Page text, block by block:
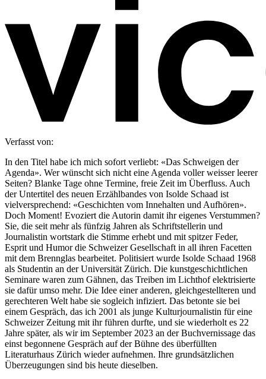
Verfasst von:
In den Titel habe ich mich sofort verliebt: «Das Schweigen der
Agenda». Wer wünscht sich nicht eine Agenda voller weisser leerer
Seiten? Blanke Tage ohne Termine, freie Zeit im Überfluss. Auch
der Untertitel des neuen Erzählbandes von Isolde Schaad ist
vielversprechend: «Geschichten vom Innehalten und Aufhören».
Doch Moment! Evoziert die Autorin damit ihr eigenes Verstummen?
Sie, die seit mehr als fünfzig Jahren als Schriftstellerin und
Journalistin wortstark die Stimme erhebt und mit spitzer Feder,
Esprit und Humor die Schweizer Gesellschaft in all ihren Facetten
mit dem Brennglas bearbeitet. Politisiert wurde Isolde Schaad 1968
als Studentin an der Universität Zürich. Die kunstgeschichtlichen
Seminare waren zum Gähnen, das Treiben im Lichthof elektrisierte
sie dafür umso mehr. Die Idee einer anderen, gleichgestellteren und
gerechteren Welt habe sie sogleich infiziert. Das betonte sie bei
einem Gespräch, das ich 2001 als junge Kulturjournalistin für eine
Schweizer Zeitung mit ihr führen durfte, und sie wiederholt es 22
Jahre später, als wir im September 2023 an der Buchvernissage das
einst begonnene Gespräch auf der Bühne des überfüllten
Literaturhaus Zürich wieder aufnehmen. Ihre grundsätzlichen
Überzeugungen sind bis heute dieselben.